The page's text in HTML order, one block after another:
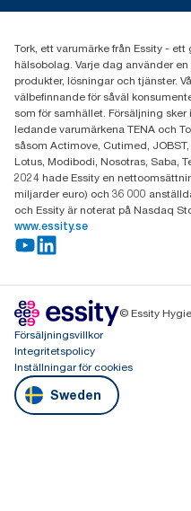
031-746 17 00
Tork, ett varumärke från Essity -
hälsobolag. Varje dag använder
produkter, lösningar och tjänster.
välbefinnande för såväl
som för samhället. Försäljning
ledande varumärkena TENA och
såsom Actimove, Cutimed,
Lotus, Modibodi, Nosotras, Saba,
2024 hade Essity en
miljarder euro) och 36 000
och Essity är noterat på Nasdaq
www.essity.se
© Essity
Försäljningsvillkor
Integritetspolicy
Inställningar för cookies
Sweden